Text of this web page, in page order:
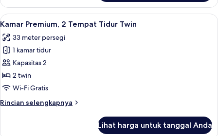
Kamar
Premium,
1
Tidur
King
Lihat
semua
foto
untuk
Kamar
Premium,
2
Tidur
Minibar, brankas, meja kerja, dan
9
Kamar Premium, 2 Tempat Tidur Twin
33 meter persegi
1 kamar tidur
Kapasitas 2
2 twin
Wi-Fi Gratis
Rincian selengkapnya
Rincian
Lihat harga untuk tanggal Anda